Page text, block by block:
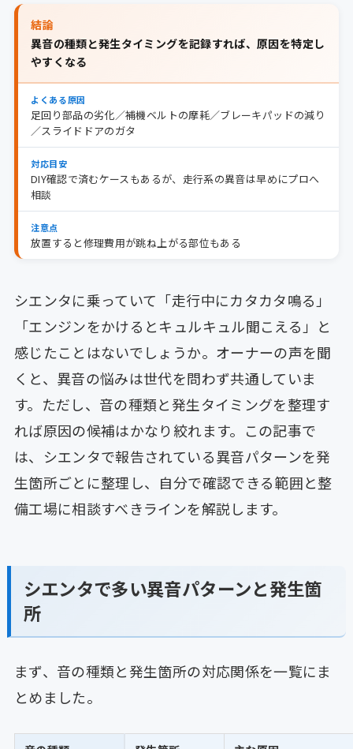
結論
異音の種類と発生タイミングを記録すれば、原因を特定し
やすくなる
よくある原因
足回り部品の劣化／補機ベルトの摩耗／ブレーキパッドの減り
／スライドドアのガタ
対応目安
DIY確認で済むケースもあるが、走行系の異音は早めにプロへ
相談
注意点
放置すると修理費用が跳ね上がる部位もある
シエンタに乗っていて「走行中にカタカタ鳴る」
「エンジンをかけるとキュルキュル聞こえる」と
感じたことはないでしょうか。オーナーの声を聞
くと、異音の悩みは世代を問わず共通していま
す。ただし、音の種類と発生タイミングを整理す
れば原因の候補はかなり絞れます。この記事で
は、シエンタで報告されている異音パターンを発
生箇所ごとに整理し、自分で確認できる範囲と整
備工場に相談すべきラインを解説します。
シエンタで多い異音パターンと発生箇
所
まず、音の種類と発生箇所の対応関係を一覧にま
とめました。